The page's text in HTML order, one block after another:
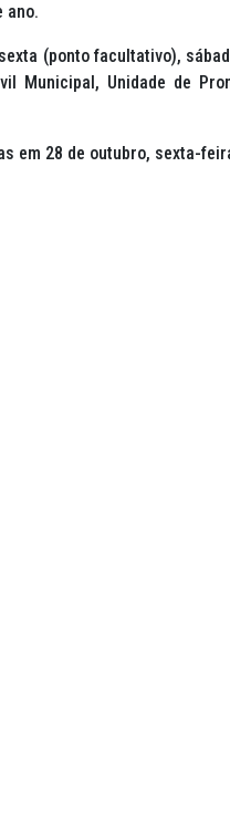
ano.
(ponto facultativo),
Municipal, Unidade de
em 28 de outubro, sexta-